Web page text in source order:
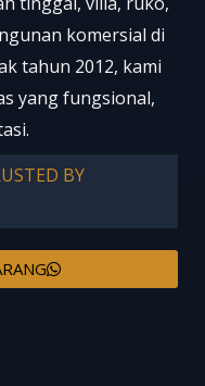
komersial di
tahun 2012, kami
yang fungsional,
BY